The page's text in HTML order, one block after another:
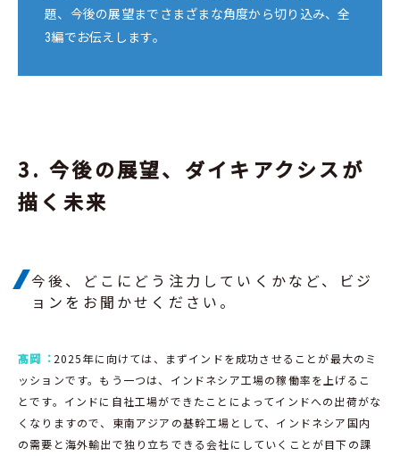
題、今後の展望までさまざまな角度から切り込み、全
3編でお伝えします。
3. 今後の展望、ダイキアクシスが
描く未来
今後、どこにどう注力していくかなど、ビジ
ョンをお聞かせください。
髙岡︓ 2025年に向けては、まずインドを成功させることが最大のミ
ッションです。もう一つは、インドネシア工場の稼働率を上げるこ
とです。インドに自社工場ができたことによってインドへの出荷がな
くなりますので、東南アジアの基幹工場として、インドネシア国内
の需要と海外輸出で独り立ちできる会社にしていくことが目下の課